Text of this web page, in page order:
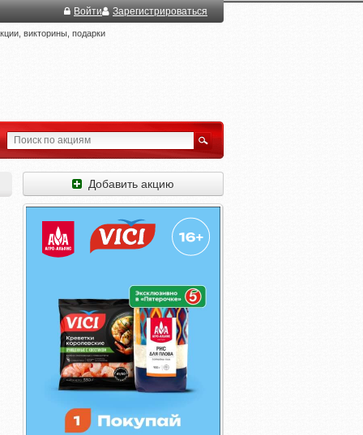
Войти Зарегистрироваться
викторины, подарки
Добавить акцию